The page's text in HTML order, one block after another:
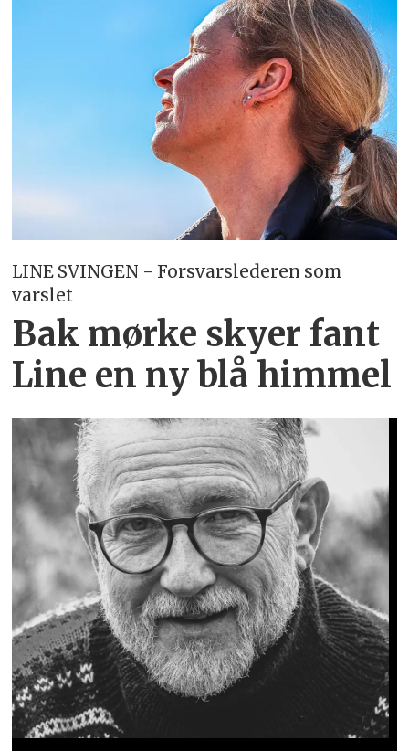
LINE SVINGEN - Forsvarslederen som
varslet
Bak mørke skyer fant
Line en ny blå himmel